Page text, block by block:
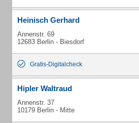
Heinisch Gerhard
Annenstr. 69
12683 Berlin - Biesdorf
Gratis-Digitalcheck
Hipler Waltraud
Annenstr. 37
10179 Berlin - Mitte